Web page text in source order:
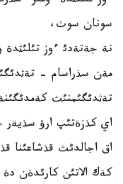
سونان سوث،
نة جةتةدئ ءوز تئلئثدة
مةن سذراسام -
تةثدئگئمنئث
اي كذزةتئپ ارؤ سذيةر
اق اجالدئث قذشاعئنا
كةك الاتئن كارئدةن